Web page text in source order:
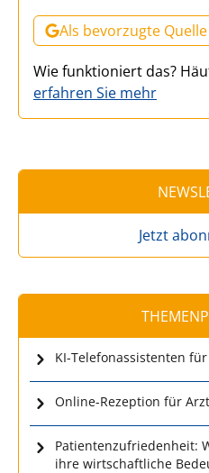
Als bevorzugte
Wie funktioniert das?
erfahren Sie mehr
Jetzt
KI-Telefonassistenten
Online-Rezeption für
Patientenzufriedenheit:
ihre wirtschaftliche